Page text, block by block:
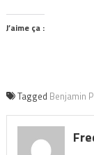
J’aime ça :
Tagged Benjamin